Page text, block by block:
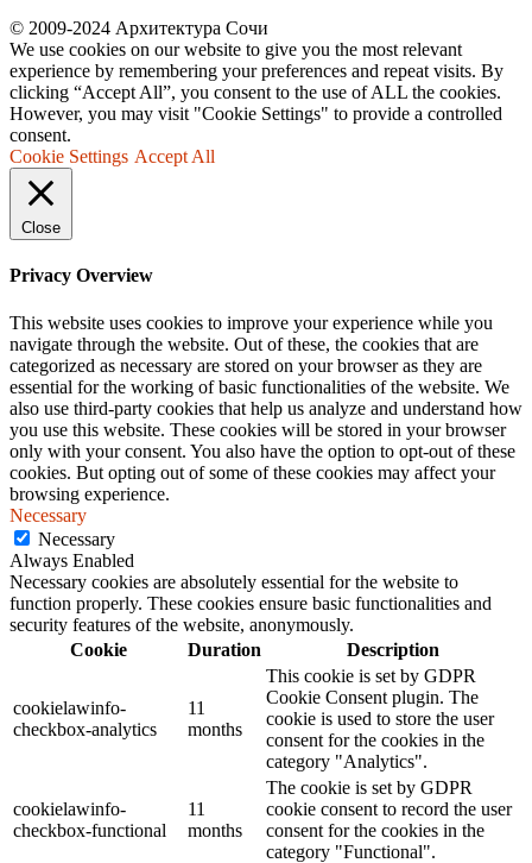
© 2009-2024 Архитектура Сочи
We use cookies on our website to give you the most relevant
experience by remembering your preferences and repeat visits. By
clicking “Accept All”, you consent to the use of ALL the cookies.
However, you may visit "Cookie Settings" to provide a controlled
consent.
Cookie Settings Accept All
Close
Privacy Overview
This website uses cookies to improve your experience while you
navigate through the website. Out of these, the cookies that are
categorized as necessary are stored on your browser as they are
essential for the working of basic functionalities of the website. We
also use third-party cookies that help us analyze and understand how
you use this website. These cookies will be stored in your browser
only with your consent. You also have the option to opt-out of these
cookies. But opting out of some of these cookies may affect your
browsing experience.
Necessary
Necessary
Always Enabled
Necessary cookies are absolutely essential for the website to
function properly. These cookies ensure basic functionalities and
security features of the website, anonymously.
Cookie
Duration Description
cookielawinfo-
checkbox-analytics
11
months
This cookie is set by GDPR
Cookie Consent plugin. The
cookie is used to store the user
consent for the cookies in the
category "Analytics".
cookielawinfo-
checkbox-functional
11
months
The cookie is set by GDPR
cookie consent to record the user
consent for the cookies in the
category "Functional".